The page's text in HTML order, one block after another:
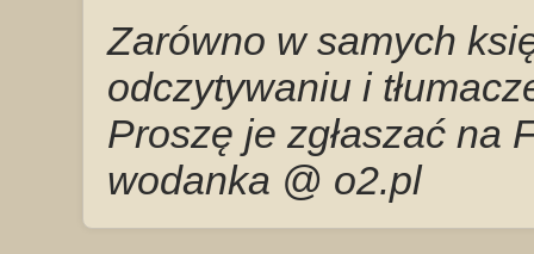
Zarówno w samych
odczytywaniu i
Proszę je zgłaszać na
wodanka @ o2.pl